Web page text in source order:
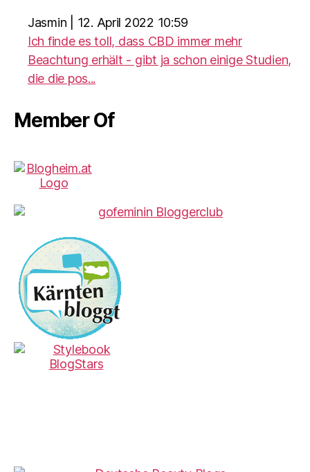
Jasmin
12. April 2022 10:59
Ich finde es toll, dass CBD immer mehr
Beachtung erhält - gibt ja schon einige Studien,
die die pos...
Member Of